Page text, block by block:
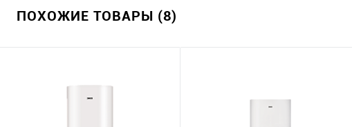
ПОХОЖИЕ ТОВАРЫ (8)